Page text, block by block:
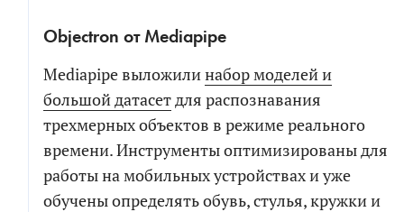
Objectron от Mediapipe
Mediapipe выложилинабор моделей и
большой датасет для распознавания
трехмерных объектов в режиме реального
времени. Инструменты оптимизированы для
работы на мобильных устройствах и уже
обучены определять обувь, стулья, кружки и